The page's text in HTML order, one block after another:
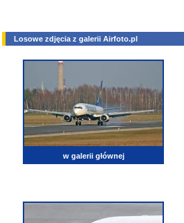
Losowe zdjęcia z galerii Airfoto.pl
w galerii głównej